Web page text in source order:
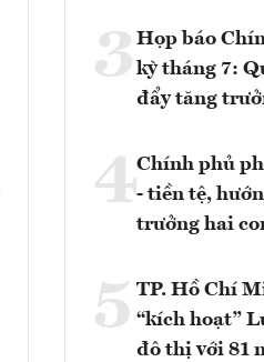
3 Họp báo
kỳ tháng 7:
đẩy tăng
4Chính phủ
- tiền tệ,
trưởng hai
5 TP. Hồ Chí
“kích hoạt”
đô thị với 81